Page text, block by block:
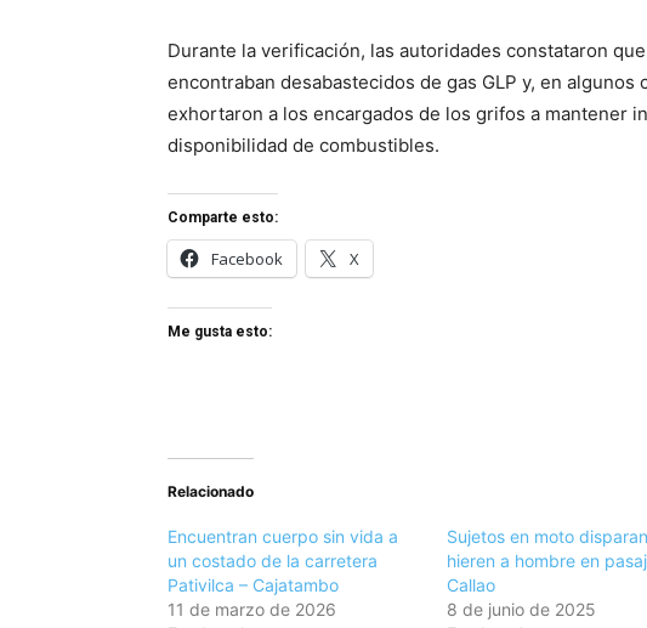
Durante la verificación, las autoridades constataron
encontraban desabastecidos de gas GLP y, en algunos
exhortaron a los encargados de los grifos a mantener
disponibilidad de combustibles.
Comparte esto:
Facebook X
Me gusta esto:
Relacionado
Encuentran cuerpo sin vida a
un costado de la carretera
Pativilca – Cajatambo
11 de marzo de 2026
Sujetos en moto
hieren a hombre en
Callao
8 de junio de 2025